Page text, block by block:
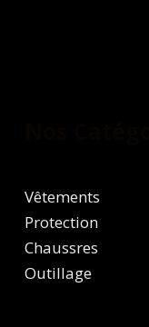
Vêtements
Protection
Chaussres
Outillage